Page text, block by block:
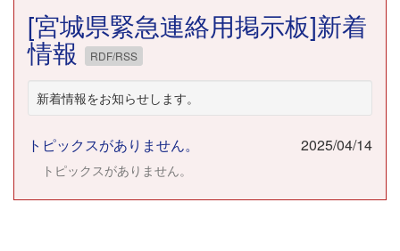
[宮城県緊急連絡用掲示板]新着
情報 RDF/RSS
新着情報をお知らせします。
トピックスがありません。 2025/04/14
トピックスがありません。